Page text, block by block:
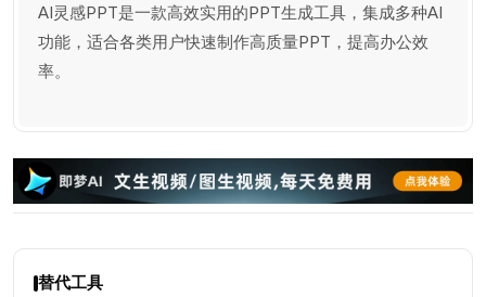
AI灵感PPT是一款高效实用的PPT生成工具，集成多种AI
功能，适合各类用户快速制作高质量PPT，提高办公效
率。
替代工具